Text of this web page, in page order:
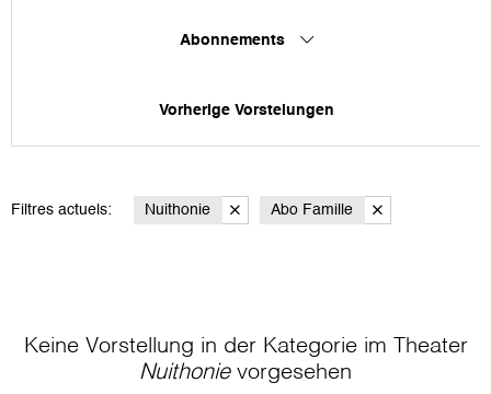
Abonnements
Vorherige Vorstelungen
Filtres actuels: Nuithonie Abo Famille
Keine Vorstellung in der Kategorie im Theater
Nuithonievorgesehen